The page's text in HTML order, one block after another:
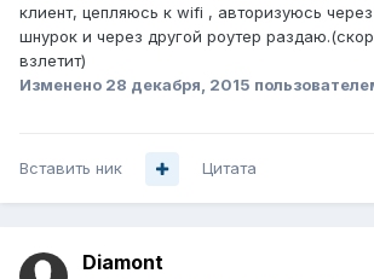
клиент, цепляюсь к wifi , авторизуюсь
шнурок и через другой роутер
взлетит)
Изменено 28 декабря, 2015
Вставить ник Цитата
Diamont